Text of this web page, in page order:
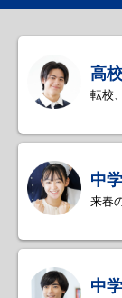
高
転校
中
来春
中